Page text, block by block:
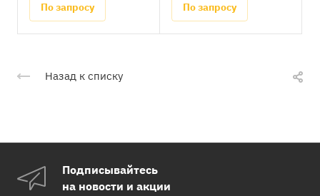
По запросу По запросу
Назад к списку
Подписывайтесь
на новости и акции